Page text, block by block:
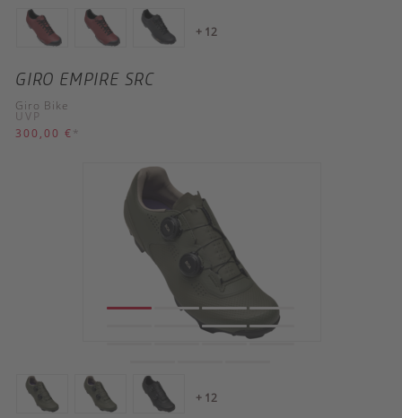
+ 12
GIRO EMPIRE SRC
Giro Bike
UVP
300,00 € *
+ 12